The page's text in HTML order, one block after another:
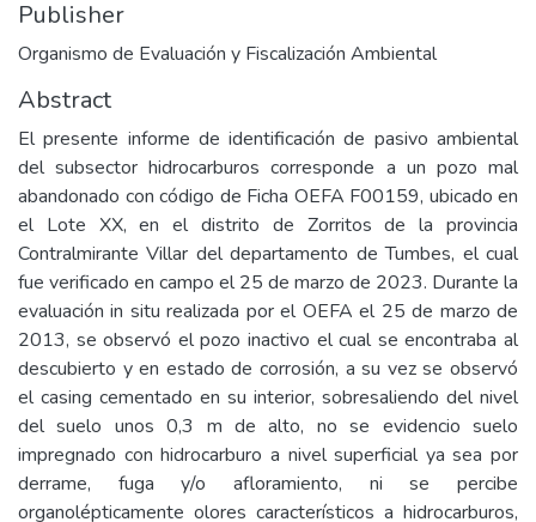
Publisher
Organismo de Evaluación y Fiscalización Ambiental
Abstract
El presente informe de identificación de pasivo ambiental
del subsector hidrocarburos corresponde a un pozo mal
abandonado con código de Ficha OEFA F00159, ubicado en
el Lote XX, en el distrito de Zorritos de la provincia
Contralmirante Villar del departamento de Tumbes, el cual
fue verificado en campo el 25 de marzo de 2023. Durante la
evaluación in situ realizada por el OEFA el 25 de marzo de
2013, se observó el pozo inactivo el cual se encontraba al
descubierto y en estado de corrosión, a su vez se observó
el casing cementado en su interior, sobresaliendo del nivel
del suelo unos 0,3 m de alto, no se evidencio suelo
impregnado con hidrocarburo a nivel superficial ya sea por
derrame, fuga y/o afloramiento, ni se percibe
organolépticamente olores característicos a hidrocarburos,